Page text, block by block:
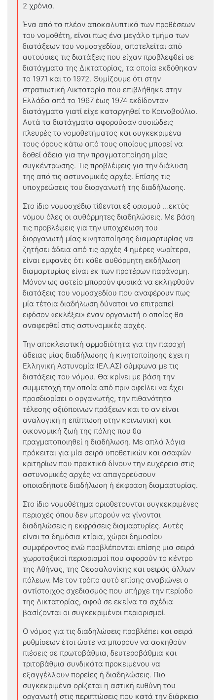
2 χρόνια.
Ένα από τα πλέον αποκαλυπτικά των προθέσεων
του νομοθέτη, είναι πως ένα μεγάλο τμήμα των
διατάξεων του νομοσχεδίου, αποτελείται από
αυτούσιες τις διατάξεις που είχαν προβλεφθεί σε
διατάγματα της Δικτατορίας, τα οποία εκδόθηκαν
το 1971 και το 1972. Θυμίζουμε ότι στην
στρατιωτική Δικτατορία που επιβλήθηκε στην
Ελλάδα από το 1967 έως 1974 εκδίδονταν
διατάγματα γιατί είχε καταργηθεί το Κοινοβούλιο.
Αυτά τα διατάγματα αφορούσαν ουσιώδεις
πλευρές το νομοθετήματος και συγκεκριμένα
τους όρους κάτω από τους οποίους μπορεί να
δοθεί άδεια για την πραγματοποίηση μίας
συγκέντρωσης. Τις προβλέψεις για την διάλυση
της από τις αστυνομικές αρχές. Επίσης τις
υποχρεώσεις του διοργανωτή της διαδήλωσης.
Στο ίδιο νομοσχέδιο τίθενται εξ ορισμού …εκτός
νόμου όλες οι αυθόρμητες διαδηλώσεις. Με βάση
τις προβλέψεις για την υποχρέωση του
διοργανωτή μίας κινητοποίησης διαμαρτυρίας να
ζητήσει άδεια από τις αρχές 4 ημέρες νωρίτερα,
είναι εμφανές ότι κάθε αυθόρμητη εκδήλωση
διαμαρτυρίας είναι εκ των προτέρων παράνομη.
Μόνον ως αστείο μπορούν φυσικά να εκληφθούν
διατάξεις του νομοσχεδίου που αναφέρουν πως
μία τέτοια διαδήλωση δύναται να επιτραπεί
εφόσον «εκλέξει» έναν οργανωτή ο οποίος θα
αναφερθεί στις αστυνομικές αρχές.
Την αποκλειστική αρμοδιότητα για την παροχή
άδειας μίας διαδήλωσης ή κινητοποίησης έχει η
Ελληνική Αστυνομία (ΕΛ.ΑΣ) σύμφωνα με τις
διατάξεις του νόμου. Θα κρίνει με βάση την
συμμετοχή την οποία από πριν οφείλει να έχει
προσδιορίσει ο οργανωτής, την πιθανότητα
τέλεσης αξιόποινων πράξεων και το αν είναι
αναλογική η επίπτωση στην κοινωνική και
οικονομική ζωή της πόλης που θα
πραγματοποιηθεί η διαδήλωση. Με απλά λόγια
πρόκειται για μία σειρά υποθετικών και ασαφών
κριτηρίων που πρακτικά δίνουν την ευχέρεια στις
αστυνομικές αρχές να απαγορεύσουν
οποιαδήποτε διαδήλωση ή έκφραση διαμαρτυρίας.
Στο ίδιο νομοθέτημα οριοθετούνται συγκεκριμένες
περιοχές όπου δεν μπορούν να γίνονται
διαδηλώσεις η εκφράσεις διαμαρτυρίες. Αυτές
είναι τα δημόσια κτίρια, χώροι δημοσίου
συμφέροντος ενώ προβλέπονται επίσης μια σειρά
χωροταξικοί περιορισμοί που αφορούν το κέντρο
της Αθήνας, της Θεσσαλονίκης και σειράς άλλων
πόλεων. Με τον τρόπο αυτό επίσης αναβιώνει ο
αντίστοιχος σχεδιασμός που υπήρχε την περίοδο
της Δικτατορίας, αφού σε εκείνα τα σχέδια
βασίζονται οι συγκεκριμένοι περιορισμοί.
Ο νόμος για τις διαδηλώσεις προβλέπει και σειρά
ρυθμίσεων έτσι ώστε να μπορούν να ασκηθούν
πιέσεις σε πρωτοβάθμια, δευτεροβάθμια και
τριτοβάθμια συνδικάτα προκειμένου να
εξαγγέλλουν πορείες ή διαδηλώσεις. Πιο
συγκεκριμένα ορίζεται η αστική ευθύνη του
οργανωτή στις περιπτώσεις που κατά την διάρκεια